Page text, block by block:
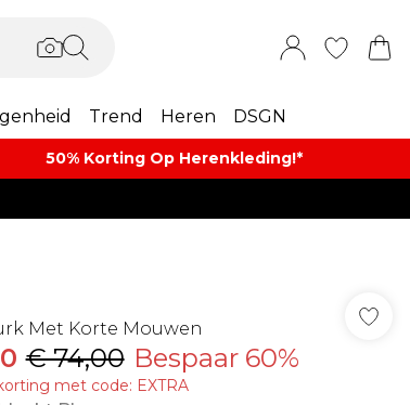
Trend Heren DSGN
50% Korting Op Herenkleding​!*​
Met Korte Mouwen
€ 74,00 Bespaar 60%
met code: EXTRA